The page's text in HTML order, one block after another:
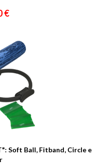
€
Soft Ball, Fitband, Circle e